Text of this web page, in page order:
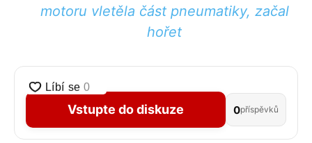
motoru vletěla část pneumatiky, začal
hořet
Vstupte do diskuze 0příspěvků